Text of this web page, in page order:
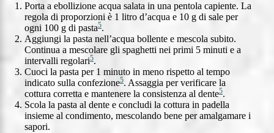
Porta a ebollizione acqua salata in una pentola capiente. La
regola di proporzioni è 1 litro d’acqua e 10 g di sale per
ogni 100 g di pasta5.
Aggiungi la pasta nell’acqua bollente e mescola subito.
Continua a mescolare gli spaghetti nei primi 5 minuti e a
intervalli regolari5.
Cuoci la pasta per 1 minuto in meno rispetto al tempo
indicato sulla confezione5. Assaggia per verificare la
cottura corretta e mantenere la consistenza al dente5.
Scola la pasta al dente e concludi la cottura in padella
insieme al condimento, mescolando bene per amalgamare i
sapori.